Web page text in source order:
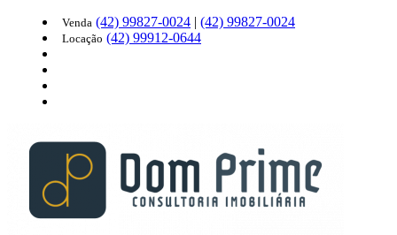
Venda (42) 99827-0024 | (42) 99827-0024
Locação (42) 99912-0644